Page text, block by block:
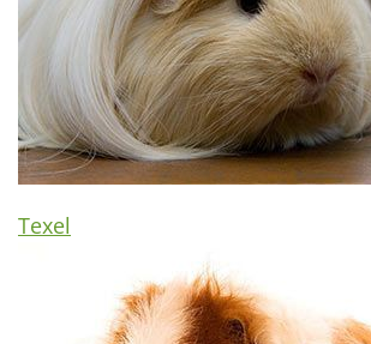
Texel